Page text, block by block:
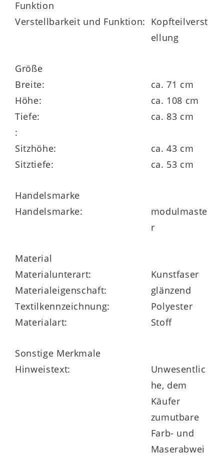
x 108 x 83 cm (BxHxT). Zudem hat der
Sessel ein stufenlos verstellbares
Sie haben die Wahl. Denn es gibt jeweils
drei Fuß- und Armlehnvarianten, drei
Funktionsmöglichkeiten, drei Sitzhöhen
sowie vier Fußvarianten. Außerdem gibt es
eine attraktive Stoffauswahl.
passendes Ecksofa mit Produktnummer
499324-0209 erhältlich.
Funktion
Verstellbarkeit und Funktion: Kopfteilverst
ellung
Größe
Breite:
ca. 71 cm
Höhe:
ca. 108 cm
Tiefe:
ca. 83 cm
:
Sitzhöhe:
ca. 43 cm
Sitztiefe:
ca. 53 cm
Handelsmarke
Handelsmarke:
modulmaste
r
Material
Materialunterart:
Kunstfaser
Materialeigenschaft:
glänzend
Textilkennzeichnung:
Polyester
Materialart:
Stoff
Sonstige Merkmale
Hinweistext:
Unwesentlic
he, dem
Käufer
zumutbare
Farb- und
Maserabwei